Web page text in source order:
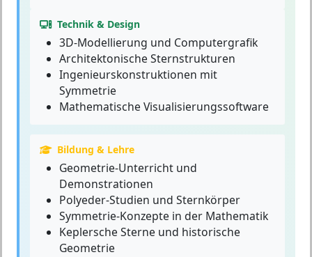
Technik & Design
3D-Modellierung und Computergrafik
Architektonische Sternstrukturen
Ingenieurskonstruktionen mit
Symmetrie
Mathematische Visualisierungssoftware
Bildung & Lehre
Geometrie-Unterricht und
Demonstrationen
Polyeder-Studien und Sternkörper
Symmetrie-Konzepte in der Mathematik
Keplersche Sterne und historische
Geometrie